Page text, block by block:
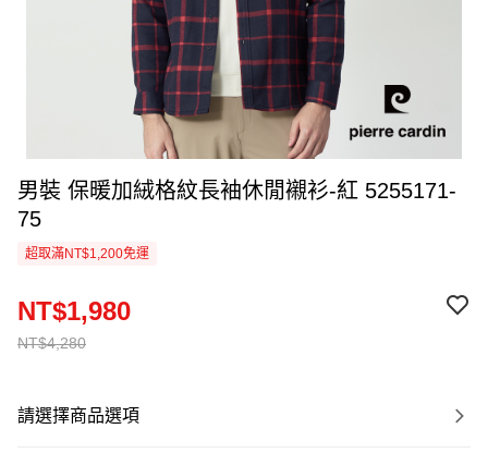
男裝 保暖加絨格紋長袖休閒襯衫-紅 5255171-
75
超取滿NT$1,200免運
NT$4,280
NT$1,980
請選擇商品選項